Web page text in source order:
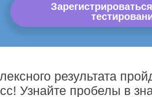
результата
Узнайте пробелы в